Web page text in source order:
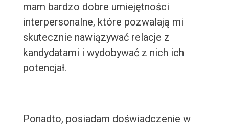
mam bardzo dobre umiejętności
interpersonalne, które pozwalają mi
skutecznie nawiązywać relacje z
kandydatami i wydobywać z nich ich
potencjał.
Ponadto, posiadam doświadczenie w